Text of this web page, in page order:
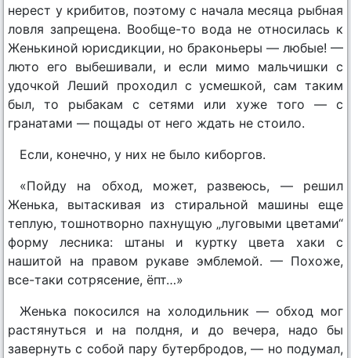
нерест у крибитов, поэтому с начала месяца рыбная
ловля запрещена. Вообще-то вода не относилась к
Женькиной юрисдикции, но браконьеры — любые! —
люто его выбешивали, и если мимо мальчишки с
удочкой Леший проходил с усмешкой, сам таким
был, то рыбакам с сетями или хуже того — с
гранатами — пощады от него ждать не стоило.
Если, конечно, у них не было киборгов.
«Пойду на обход, может, развеюсь, — решил
Женька, вытаскивая из стиральной машины еще
теплую, тошнотворно пахнущую „луговыми цветами“
форму лесника: штаны и куртку цвета хаки с
нашитой на правом рукаве эмблемой. — Похоже,
все-таки сотрясение, ёпт…»
Женька покосился на холодильник — обход мог
растянуться и на полдня, и до вечера, надо бы
завернуть с собой пару бутербродов, — но подумал,